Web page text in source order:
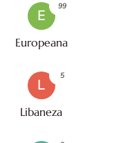
E
Europeana
99
L
Libaneza
5